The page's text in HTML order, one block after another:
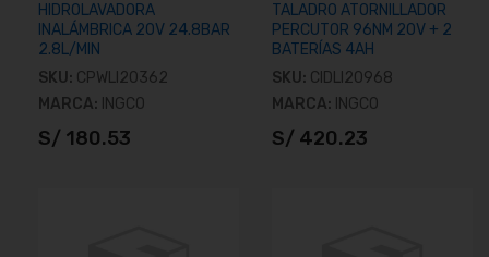
HIDROLAVADORA
INALÁMBRICA 20V 24.8BAR
2.8L/MIN
SKU: CPWLI20362
MARCA: INGCO
S/ 180.53
TALADRO ATORNILLADOR
PERCUTOR 96NM 20V + 2
BATERÍAS 4AH
SKU: CIDLI20968
MARCA: INGCO
S/ 420.23